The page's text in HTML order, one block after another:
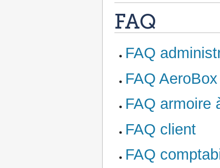
FAQ
FAQ
FAQ AeroBox
FAQ armoire
FAQ client
FAQ